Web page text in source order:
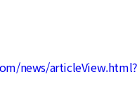
news/articleView.html?